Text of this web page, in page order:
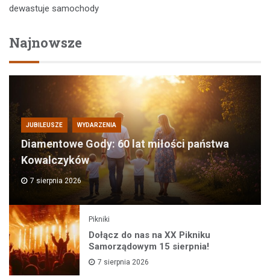
dewastuje samochody
Najnowsze
JUBILEUSZE WYDARZENIA
Diamentowe Gody: 60 lat miłości państwa
Kowalczyków
7 sierpnia 2026
Pikniki
Dołącz do nas na XX Pikniku
Samorządowym 15 sierpnia!
7 sierpnia 2026